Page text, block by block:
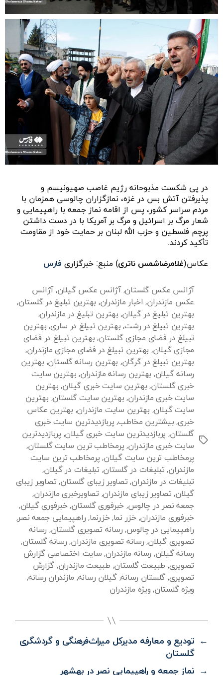
در پی شکست مذبوحانه رژیم غاصب صهیونیسم و
پذیرفتن آتش بس در غزه، نمازگزاران چالوسی همزمان با
مردم سراسر کشور، پس از اقامه نماز جمعه با راهپیمایی و
شعار مرگ بر اسرائیل و مرگ بر آمریکا با در دست داشتن
پرچم فلسطین و حزب الله لبنان بر حمایت خود از مقاومت
تأکید کردند.
عکاس(غلامرضاشمس ناتری) منبع: خبرگزاری فارس
برچسب‌ها
آژانس عکس گلستان,آژانس عکس گیلان,آژانس
عکس مازندران, اخبار مازندران, بهترین تبلیغ در گلستان,
بهترین تبلیغ در گیلان, بهترین تبلیغ در مازندران,
بهترین تبیلغ در رشت, بهترین تبیلغ در ساری, بهترین
تبیلغ در فضای مجازی گلستان, بهترین تبیلغ در فضای
مجازی گیلان, بهترین تبیلغ در فضای مجازی مازندران,
بهترین تبیلغ در گرگان, بهترین رسانه گلستان, بهترین
رسانه گیلان, بهترین رسانه مازندران, بهترین سایت
خبری گلستان, بهترین سایت خبری گیلان, بهترین
سایت خبری مازندران, بهترین سایت گلستان, بهترین
سایت گیلان, بهترین سایت مازندران, بهترین عکاس
خبری, بیشترین مخاطب, پربازدیدترین سایت خبری
گلستان, پربازدیدترین سایت خبری گیلان, پربازدیدترین
سایت خبری مازندران, پرمخاطب ترین سایت گلستان,
پرمخاطب ترین سایت گیلان, پرمخاطب ترین سایت
مازندران, تبلیغات در گلستان, تبلیغات در گیلان,
تبلیغات در مازندران, تصاویر زیبای گلستان, تصاویر زیبای
گیلان, تصاویر زیبای مازندران, تصاویرخبری مازندران,
جمعه نصر در چالوس, خبرفوری گلستان,خبرفوری گیلان,
خبرفوری مازندران,خزر نما,خزرنما, راهپیمایی جمعه نصر,
راهپیمایی در چالوس, رسانه تصویری گلستان, رسانه
تصویری گیلان, رسانه تصویری مازندران, رسانه گلستان,
رسانه گیلان, رسانه مازندران, سایت اختصاصی گزارش
تصویری, طبیعت گلستان, طبیعت مازندران, گزارش
تصویری, گلستان رسانه,گیلان رسانه, مازندران رسانه,
ویژه گلستان, ویژه مازندران
← تودیع و معارفه مدیرکل میراث‌فرهنگی و گردشگری
گلستان
→ نماز جمعه و راهپیمایی نصر در بهشهر